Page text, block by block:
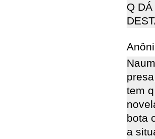
Q
tem
bota
a